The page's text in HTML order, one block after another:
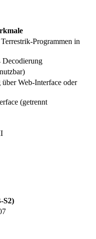
Programmen in
Web-Interface oder
(getrennt
S2)